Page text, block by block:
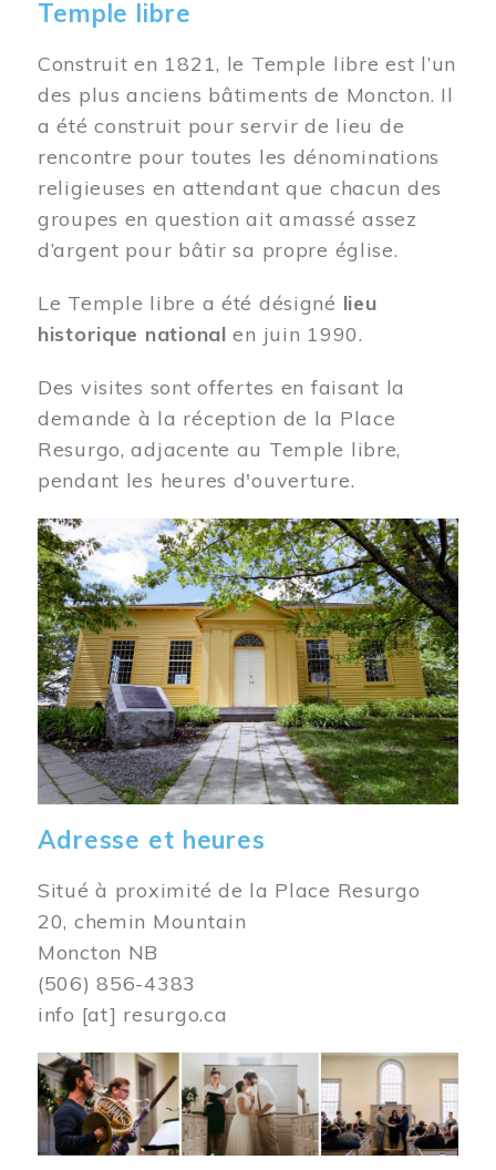
Temple libre
Construit en 1821, le Temple libre est l’un
des plus anciens bâtiments de Moncton. Il
a été construit pour servir de lieu de
rencontre pour toutes les dénominations
religieuses en attendant que chacun des
groupes en question ait amassé assez
d’argent pour bâtir sa propre église.
Le Temple libre a été désigné lieu
historique national en juin 1990.
Des visites sont offertes en faisant la
demande à la réception de la Place
Resurgo, adjacente au Temple libre,
pendant les heures d'ouverture.
Image
Adresse et heures
Situé à proximité de la Place Resurgo
20, chemin Mountain
Moncton NB
(506) 856-4383
info [at] resurgo.ca
Image